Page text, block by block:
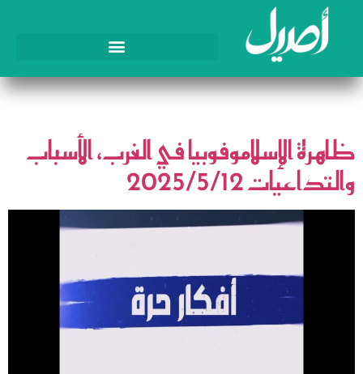
الوسم:الاسلاموفوبيا
ظاهرة الإسلاموفوبيا في الغرب، الأسباب
والتداعيات 2025/5/12